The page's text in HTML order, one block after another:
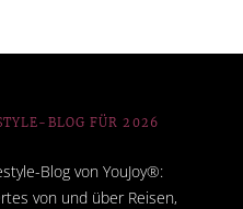
BLOG FÜR 2026
Blog von YouJoy®:
von und über Reisen,